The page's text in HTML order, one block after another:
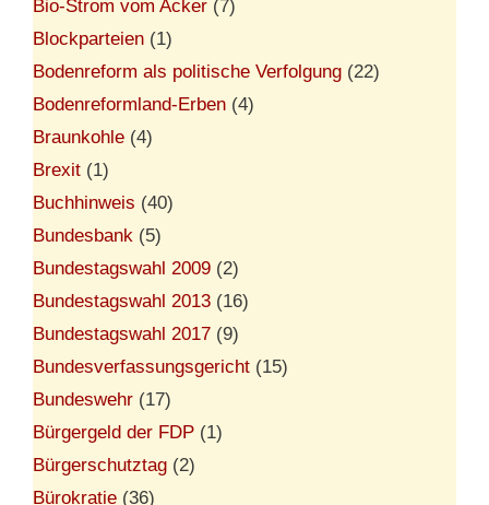
Bio-Strom vom Acker (7)
Blockparteien (1)
Bodenreform als politische Verfolgung (22)
Bodenreformland-Erben (4)
Braunkohle (4)
Brexit (1)
Buchhinweis (40)
Bundesbank (5)
Bundestagswahl 2009 (2)
Bundestagswahl 2013 (16)
Bundestagswahl 2017 (9)
Bundesverfassungsgericht (15)
Bundeswehr (17)
Bürgergeld der FDP (1)
Bürgerschutztag (2)
Bürokratie (36)